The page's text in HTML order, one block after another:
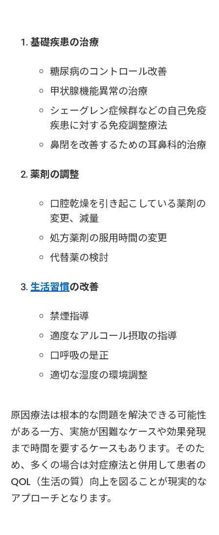
基礎疾患の治療
糖尿病のコントロール改善
甲状腺機能異常の治療
シェーグレン症候群などの自己免疫
疾患に対する免疫調整療法
鼻閉を改善するための耳鼻科的治療
薬剤の調整
口腔乾燥を引き起こしている薬剤の
変更、減量
処方薬剤の服用時間の変更
代替薬の検討
生活習慣の改善
禁煙指導
適度なアルコール摂取の指導
口呼吸の是正
適切な湿度の環境調整
原因療法は根本的な問題を解決できる可能性
がある一方、実施が困難なケースや効果発現
まで時間を要するケースもあります。そのた
め、多くの場合は対症療法と併用して患者の
QOL（生活の質）向上を図ることが現実的な
アプローチとなります。